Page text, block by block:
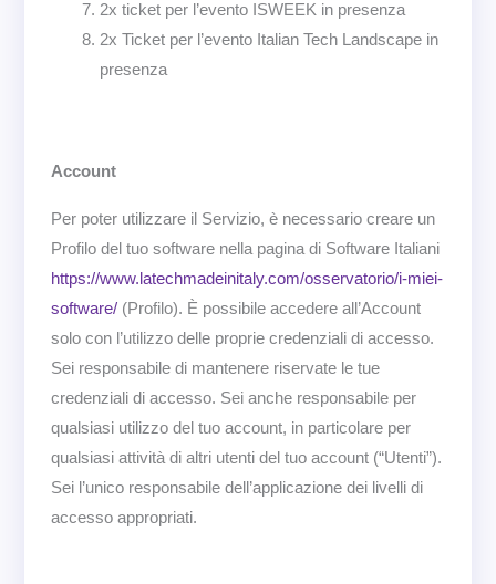
2x ticket per l’evento ISWEEK in presenza
2x Ticket per l’evento Italian Tech Landscape in
presenza
Account
Per poter utilizzare il Servizio, è necessario creare un
Profilo del tuo software nella pagina di Software Italiani
https://www.latechmadeinitaly.com/osservatorio/i-miei-
software/ (Profilo). È possibile accedere all’Account
solo con l’utilizzo delle proprie credenziali di accesso.
Sei responsabile di mantenere riservate le tue
credenziali di accesso. Sei anche responsabile per
qualsiasi utilizzo del tuo account, in particolare per
qualsiasi attività di altri utenti del tuo account (“Utenti”).
Sei l’unico responsabile dell’applicazione dei livelli di
accesso appropriati.